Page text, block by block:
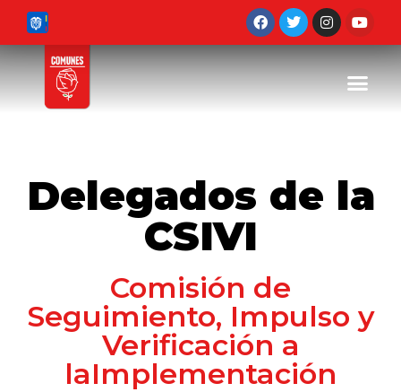
Delegados de la
CSIVI
Comisión de
Seguimiento, Impulso y
Verificación a
laImplementación